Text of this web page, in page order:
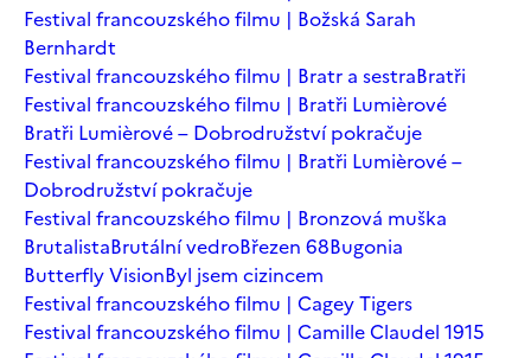
Festival francouzského filmu | Božská Sarah
Bernhardt
Festival francouzského filmu | Bratr a sestraBratři
Festival francouzského filmu | Bratři Lumièrové
Bratři Lumièrové – Dobrodružství pokračuje
Festival francouzského filmu | Bratři Lumièrové –
Dobrodružství pokračuje
Festival francouzského filmu | Bronzová muška
BrutalistaBrutální vedroBřezen 68Bugonia
Butterfly VisionByl jsem cizincem
Festival francouzského filmu | Cagey Tigers
Festival francouzského filmu | Camille Claudel 1915